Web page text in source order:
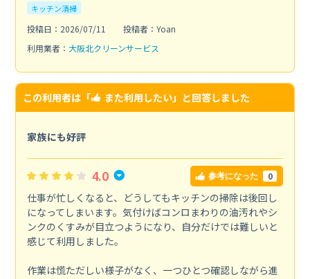
キッチン清掃
投稿日：2026/07/11
投稿者：Yoan
利用業者： 大阪北クリーンサービス
この利用者は「 また利用したい」と回答しました
家族にも好評
4.0 参考になった 0
仕事が忙しくなると、どうしてもキッチンの掃除は後回し
になってしまいます。気付けばコンロまわりの油汚れやシ
ンクのくすみが目立つようになり、自分だけでは難しいと
感じて利用しました。
作業は慌ただしい様子がなく、一つひとつ確認しながら進